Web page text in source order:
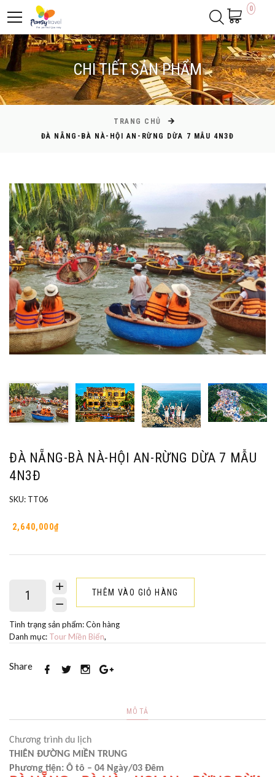
0
CHI TIẾT SẢN PHẨM
TRANG CHỦ
ĐÀ NẴNG-BÀ NÀ-HỘI AN-RỪNG DỪA 7 MẪU 4N3Đ
ĐÀ NẴNG-BÀ NÀ-HỘI AN-RỪNG DỪA 7 MẪU
4N3Đ
SKU: TT06
2,640,000₫
THÊM VÀO GIỎ HÀNG
Tình trạng sản phẩm:Còn hàng
Danh mục: Tour Miền Biển,
Share
MÔ TẢ
Chương trình du lịch
THIÊN ĐƯỜNG MIỀN TRUNG
Phương tiện: Ô tô – 04 Ngày/03 Đêm